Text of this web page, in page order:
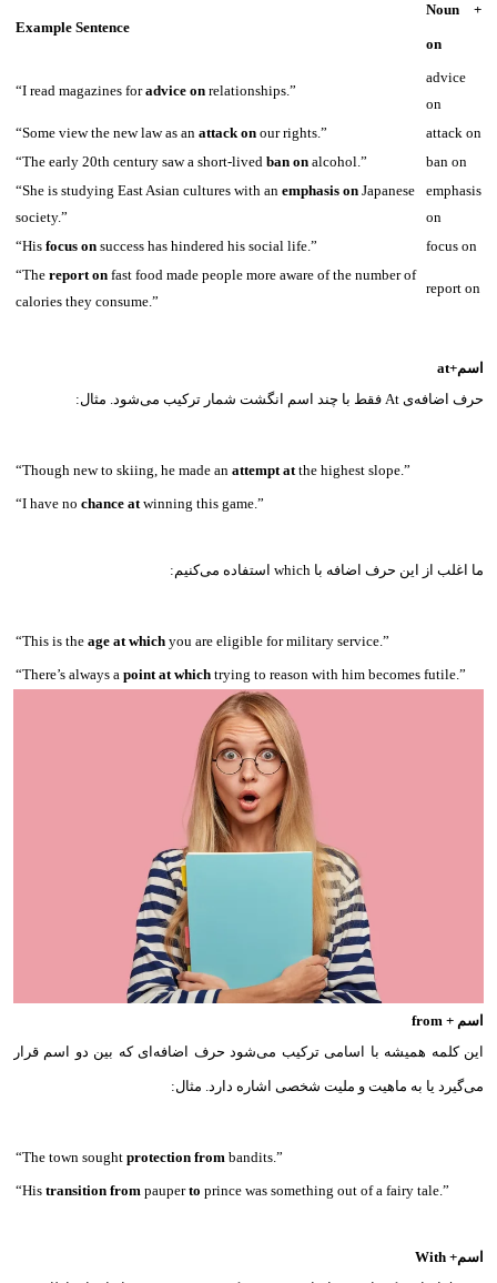
Noun +
on
Example Sentence
advice
on
“I read magazines foradvice on relationships.”
attack on
“Some view the new law as an attack on our rights.”
ban on
“The early 20th century saw a short-lived ban on alcohol.”
emphasis
on
“She is studying East Asian cultures with an emphasis on Japanese
society.”
focus on
“His focus on success has hindered his social life.”
report on
“The report on fast food made people more aware of the number of
calories they consume.”
اسم+at
حرف اضافه‌ی At فقط با چند اسم انگشت شمار ترکیب می‌شود. مثال:
“Though new to skiing, he made an attempt atthe highest slope.”
“I have no chance atwinning this game.”
ما اغلب از این حرف اضافه با which استفاده می‌کنیم:
“This is the age at which you are eligible for military service.”
“There’s always a point at which trying to reason with him becomes futile.”
اسم + from
این کلمه همیشه با اسامی ترکیب می‌شود حرف اضافه‌ای که بین دو اسم قرار
می‌گیرد یا به ماهیت و ملیت شخصی اشاره دارد. مثال:‌
“The town sought protection from bandits.”
“His transition from pauperto prince was something out of a fairy tale.”
اسم+ With